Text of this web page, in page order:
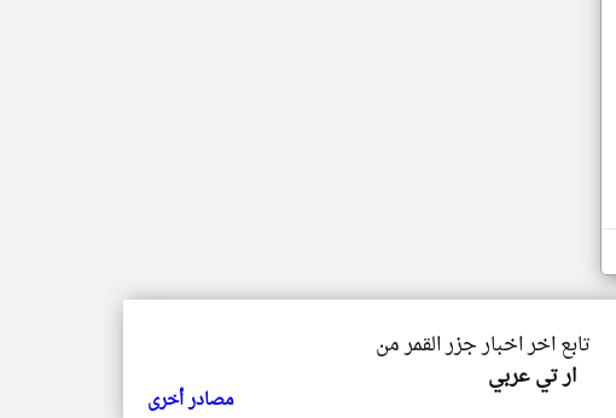
تابع اخر اخبار جزر القمر من
ار تي عربي
مصادر أخرى